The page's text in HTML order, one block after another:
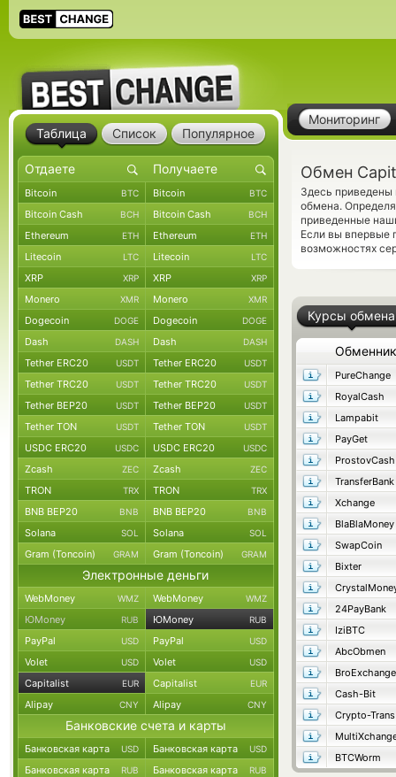
Мониторинг
Обмен
Здесь
обмена.
приведенные
Если вы впервые
возможностях
Курсы обмена
Обменник
PureChange
RoyalCash
Lampabit
PayGet
ProstovCash
TransferBank
Xchange
BlaBlaMoney
SwapCoin
Bixter
24PayBank
IziBTC
AbcObmen
BroExchange
Cash-Bit
Crypto-Trans
BTCWorm
Таблица Список Популярное
Bitcoin BTC Bitcoin BTC
Bitcoin Cash BCH Bitcoin Cash BCH
Ethereum ETH Ethereum ETH
Litecoin LTC Litecoin LTC
XRP XRP XRP XRP
Monero XMR Monero XMR
Dogecoin DOGE Dogecoin DOGE
Dash DASH Dash DASH
Tether ERC20 USDT Tether ERC20 USDT
Tether TRC20 USDT Tether TRC20 USDT
Tether BEP20 USDT Tether BEP20 USDT
Tether TON USDT Tether TON USDT
USDC ERC20 USDC USDC ERC20 USDC
Zcash ZEC Zcash ZEC
TRON TRX TRON TRX
BNB BEP20 BNB BNB BEP20 BNB
Solana SOL Solana SOL
Gram (Toncoin) GRAM Gram (Toncoin) GRAM
Электронные деньги
WebMoney WMZ WebMoney WMZ
ЮMoney RUB ЮMoney RUB
PayPal USD PayPal USD
Volet USD Volet USD
Capitalist EUR Capitalist EUR
Alipay CNY Alipay CNY
Банковские счета и карты
Банковская карта USD Банковская карта USD
Банковская карта RUB Банковская карта RUB